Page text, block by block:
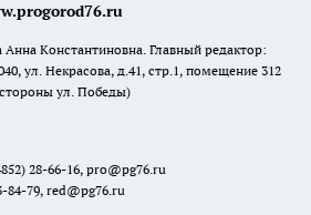
Константиновна. Главный редактор:
ул. Некрасова, д.41, стр.1, помещение 312
ул. Победы)
28-66-16, pro@pg76.ru
84-79, red@pg76.ru